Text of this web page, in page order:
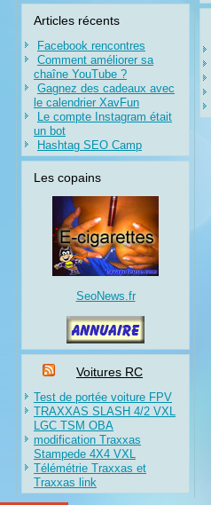
Articles récents
Facebook rencontres
Comment améliorer sa
chaîne YouTube ?
Gagnez des cadeaux avec
le calendrier XavFun
Le compte Instagram était
un bot
Hashtag SEO Camp
Les copains
SeoNews.fr
Voitures RC
Test de portée voiture FPV
TRAXXAS SLASH 4/2 VXL
LGC TSM OBA
modification Traxxas
Stampede 4X4 VXL
Télémétrie Traxxas et
Traxxas link